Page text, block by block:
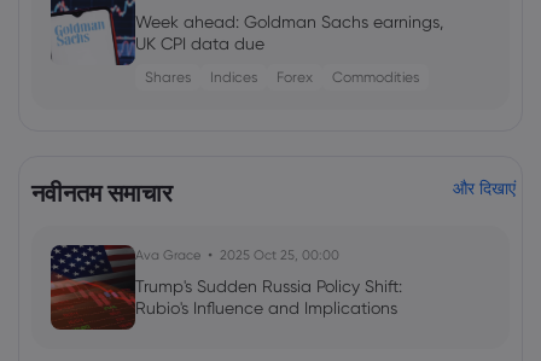
Week ahead: Goldman Sachs earnings,
UK CPI data due
Shares Indices Forex Commodities
Profit warning sinks 3M shares for biggest
loss since 2019
Neil Wilson 2024 Jan 22, 08:15
नवीनतम समाचार और दिखाएं
Ava Grace 2025 Oct 25, 00:00
Trump's Sudden Russia Policy Shift:
Rubio's Influence and Implications